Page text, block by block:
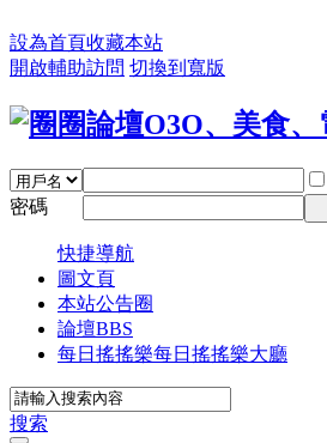
設為首頁收藏本站
開啟輔助訪問 切換到寬版
密碼
快捷導航
圖文頁
本站公告圈
論壇BBS
每日搖搖樂每日搖搖樂大廳
搜索